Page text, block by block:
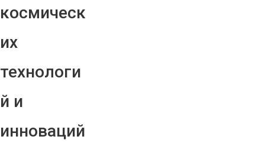
космическ
их
технологи
й и
инноваций